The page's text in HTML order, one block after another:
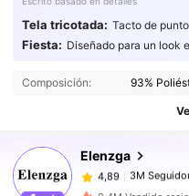
Tela tricotada: Tacto de
Fiesta: Diseñado para un look
Composición: 93%
Elenzga
4,89 3M
3M
c***p pagóHace 1